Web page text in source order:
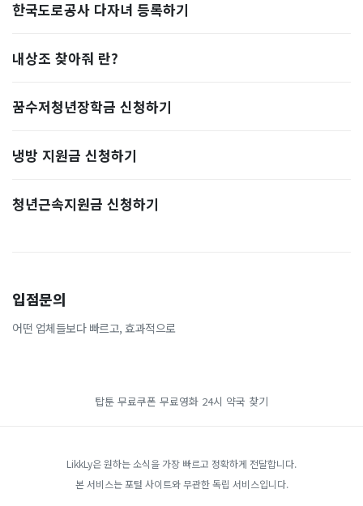
한국도로공사 다자녀 등록하기
내상조 찾아줘 란?
꿈수저청년장학금 신청하기
냉방 지원금 신청하기
청년근속지원금 신청하기
입점문의
어떤 업체들보다 빠르고, 효과적으로
탑툰 무료쿠폰 무료영화 24시 약국 찾기
LikkLy은 원하는 소식을 가장 빠르고 정확하게 전달합니다.
본 서비스는 포털 사이트와 무관한 독립 서비스입니다.